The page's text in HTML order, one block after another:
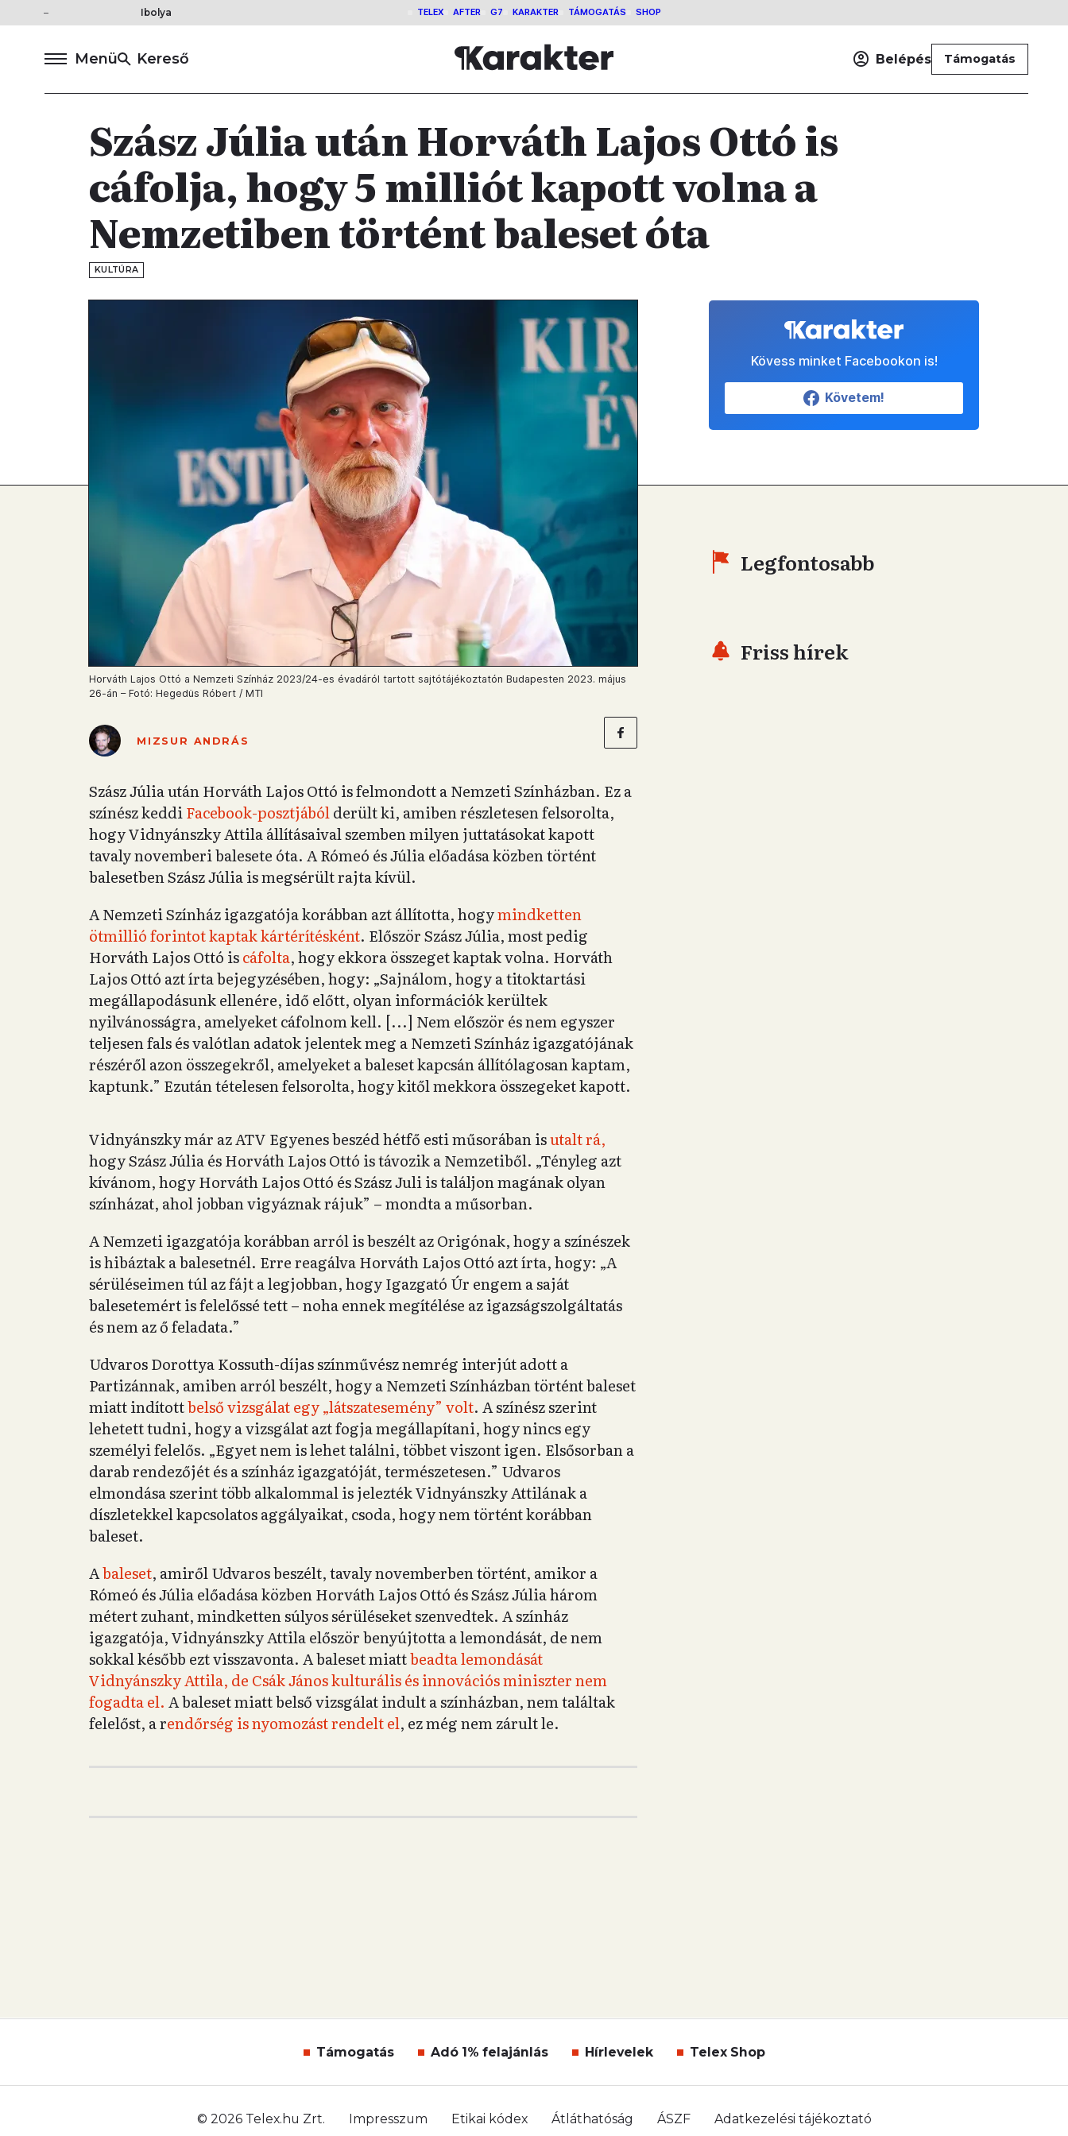
Ibolya TELEX AFTER G7 KARAKTER TÁMOGATÁS SHOP
Menü Kereső Belépés Támogatás
Szász Júlia után Horváth Lajos Ottó is
cáfolja, hogy 5 milliót kapott volna a
Nemzetiben történt baleset óta
KULTÚRA
Horváth Lajos Ottó a Nemzeti Színház 2023/24-es évadáról tartott sajtótájékoztatón Budapesten 2023. május
26-án – Fotó: Hegedüs Róbert / MTI
MIZSUR ANDRÁS
Szász Júlia után Horváth Lajos Ottó is felmondott a Nemzeti Színházban. Ez a
színész keddiFacebook-posztjábólderült ki, amiben részletesen felsorolta,
hogy Vidnyánszky Attila állításaival szemben milyen juttatásokat kapott
tavaly novemberi balesete óta. A Rómeó és Júlia előadása közben történt
balesetben Szász Júlia is megsérült rajta kívül.
A Nemzeti Színház igazgatója korábban azt állította, hogymindketten
ötmillió forintot kaptak kártérítésként. Először Szász Júlia, most pedig
Horváth Lajos Ottó iscáfolta, hogy ekkora összeget kaptak volna. Horváth
Lajos Ottó azt írta bejegyzésében, hogy: „Sajnálom, hogy a titoktartási
megállapodásunk ellenére, idő előtt, olyan információk kerültek
nyilvánosságra, amelyeket cáfolnom kell. [...] Nem először és nem egyszer
teljesen fals és valótlan adatok jelentek meg a Nemzeti Színház igazgatójának
részéről azon összegekről, amelyeket a baleset kapcsán állítólagosan kaptam,
kaptunk.” Ezután tételesen felsorolta, hogy kitől mekkora összegeket kapott.
Vidnyánszky már az ATV Egyenes beszéd hétfő esti műsorában isutalt rá,
hogy Szász Júlia és Horváth Lajos Ottó is távozik a Nemzetiből. „Tényleg azt
kívánom, hogy Horváth Lajos Ottó és Szász Juli is találjon magának olyan
színházat, ahol jobban vigyáznak rájuk” – mondta a műsorban.
A Nemzeti igazgatója korábban arról is beszélt az Origónak, hogy a színészek
is hibáztak a balesetnél. Erre reagálva Horváth Lajos Ottó azt írta, hogy: „A
sérüléseimen túl az fájt a legjobban, hogy Igazgató Úr engem a saját
balesetemért is felelőssé tett – noha ennek megítélése az igazságszolgáltatás
és nem az ő feladata.”
Udvaros Dorottya Kossuth-díjas színművész nemrég interjút adott a
Partizánnak, amiben arról beszélt, hogy a Nemzeti Színházban történt baleset
miatt indítottbelső vizsgálat egy „látszatesemény” volt. A színész szerint
lehetett tudni, hogy a vizsgálat azt fogja megállapítani, hogy nincs egy
személyi felelős. „Egyet nem is lehet találni, többet viszont igen. Elsősorban a
darab rendezőjét és a színház igazgatóját, természetesen.” Udvaros
elmondása szerint több alkalommal is jelezték Vidnyánszky Attilának a
díszletekkel kapcsolatos aggályaikat, csoda, hogy nem történt korábban
baleset.
Abaleset, amiről Udvaros beszélt, tavaly novemberben történt, amikor a
Rómeó és Júlia előadása közben Horváth Lajos Ottó és Szász Júlia három
métert zuhant, mindketten súlyos sérüléseket szenvedtek. A színház
igazgatója, Vidnyánszky Attila először benyújtotta a lemondását, de nem
sokkal később ezt visszavonta. A baleset miattbeadta lemondását
Vidnyánszky Attila, de Csák János kulturális és innovációs miniszter nem
fogadta el. A baleset miatt belső vizsgálat indult a színházban, nem találtak
felelőst, a rendőrség is nyomozást rendelt el, ez még nem zárult le.
Kövess minket Facebookon is!
Követem!
Legfontosabb
Friss hírek
Támogatás Adó 1% felajánlás Hírlevelek Telex Shop
© 2026 Telex.hu Zrt. Impresszum Etikai kódex Átláthatóság ÁSZF Adatkezelési tájékoztató